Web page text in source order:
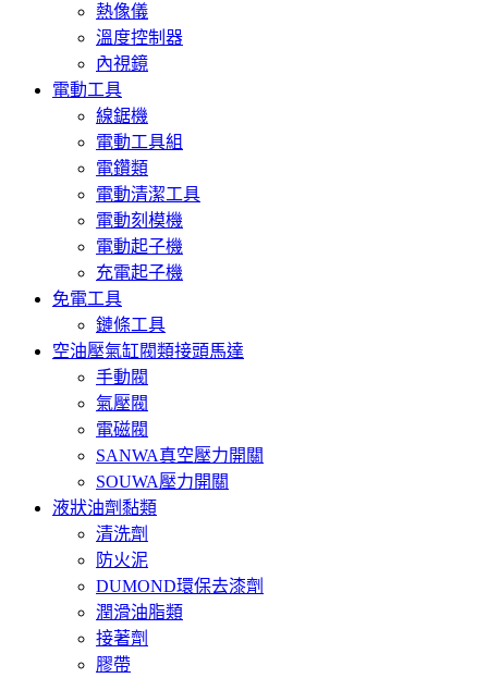
熱像儀
溫度控制器
內視鏡
電動工具
線鋸機
電動工具組
電鑽類
電動清潔工具
電動刻模機
電動起子機
充電起子機
免電工具
鏈條工具
空油壓氣缸閥類接頭馬達
手動閥
氣壓閥
電磁閥
SANWA真空壓力開關
SOUWA壓力開關
液狀油劑黏類
清洗劑
防火泥
DUMOND環保去漆劑
潤滑油脂類
接著劑
膠帶